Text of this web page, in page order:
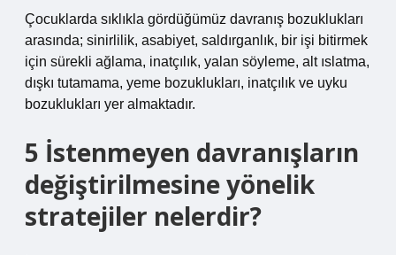
Çocuklarda sıklıkla gördüğümüz davranış bozuklukları
arasında; sinirlilik, asabiyet, saldırganlık, bir işi bitirmek
için sürekli ağlama, inatçılık, yalan söyleme, alt ıslatma,
dışkı tutamama, yeme bozuklukları, inatçılık ve uyku
bozuklukları yer almaktadır.
5 İstenmeyen davranışların
değiştirilmesine yönelik
stratejiler nelerdir?